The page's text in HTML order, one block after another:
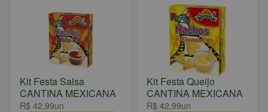
Kit Festa Salsa
CANTINA MEXICANA
R$ 42,99un
Kit Festa Queijo
CANTINA MEXICANA
R$ 42,99un